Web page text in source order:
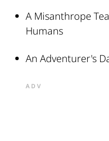
A Misanthrope
Humans
An Adventurer's
ADV